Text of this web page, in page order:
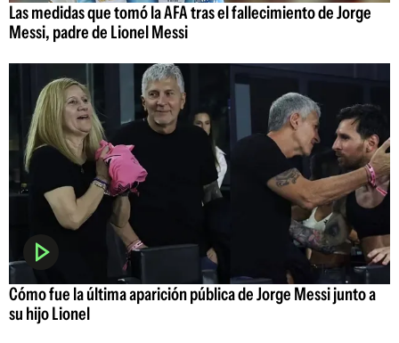
Las medidas que tomó la AFA tras el fallecimiento de Jorge
Messi, padre de Lionel Messi
Cómo fue la última aparición pública de Jorge Messi junto a
su hijo Lionel